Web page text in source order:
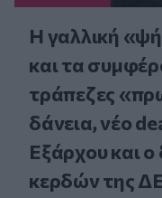
Η γαλλική
και τα
τράπεζες
δάνεια, νέο
Εξάρχου και
κερδών της